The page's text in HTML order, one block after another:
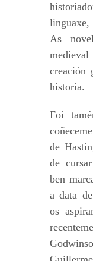
linguaxe,
As
creación
historia.
Foi
de
de
ben
a data
os